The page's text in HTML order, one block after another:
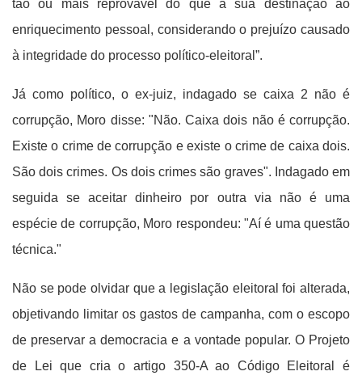
tão ou mais reprovável do que a sua destinação ao
enriquecimento pessoal, considerando o prejuízo causado
à integridade do processo político-eleitoral”.
Já como político, o ex-juiz, indagado se caixa 2 não é
corrupção, Moro disse: "Não. Caixa dois não é corrupção.
Existe o crime de corrupção e existe o crime de caixa dois.
São dois crimes. Os dois crimes são graves". Indagado em
seguida se aceitar dinheiro por outra via não é uma
espécie de corrupção, Moro respondeu: "Aí é uma questão
técnica."
Não se pode olvidar que a legislação eleitoral foi alterada,
objetivando limitar os gastos de campanha, com o escopo
de preservar a democracia e a vontade popular. O Projeto
de Lei que cria o artigo 350-A ao Código Eleitoral é